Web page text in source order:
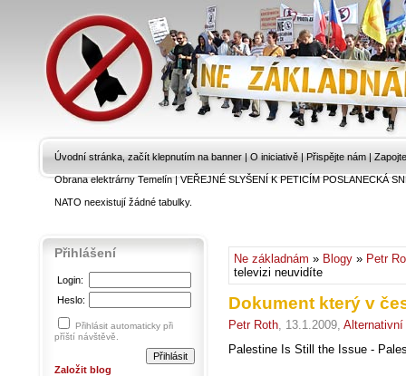
Úvodní stránka, začít klepnutím na banner | O iniciativě | Přispějte nám |
Obrana elektrárny Temelín|VEŘEJNÉ SLYŠENÍ K PETICÍM POSLANECKÁ
NATO neexistují žádné tabulky.
Ne základnám » Blogy » Petr
televizi neuvidíte
Dokument který v
Petr Roth, 13.1.2009, Alternativní
Palestine Is Still the Issue -
Přihlášení
Login:
Heslo:
Přihlásit automaticky při
příští návštěvě.
Založit blog